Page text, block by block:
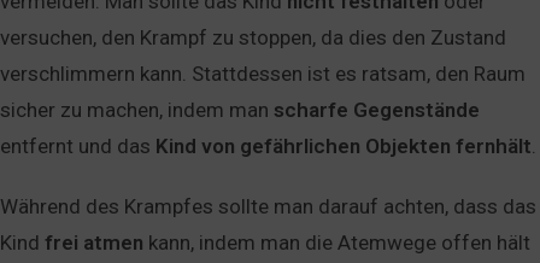
versuchen, den Krampf zu stoppen, da dies den Zustand
verschlimmern kann. Stattdessen ist es ratsam, den Raum
sicher zu machen, indem man scharfe Gegenstände
entfernt und das Kind von gefährlichen Objekten fernhält.
Während des Krampfes sollte man darauf achten, dass das
Kind frei atmen kann, indem man die Atemwege offen hält